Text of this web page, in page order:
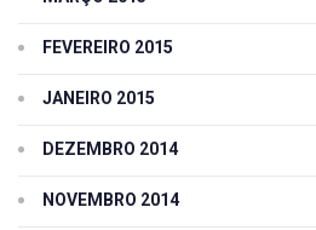
FEVEREIRO 2015
JANEIRO 2015
DEZEMBRO 2014
NOVEMBRO 2014